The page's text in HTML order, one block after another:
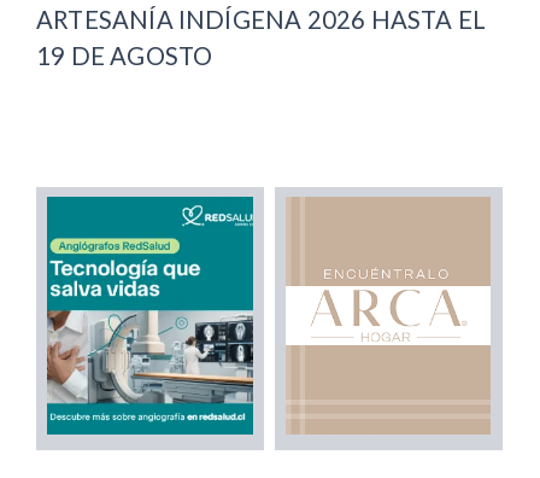
ARTESANÍA INDÍGENA 2026 HASTA EL
19 DE AGOSTO